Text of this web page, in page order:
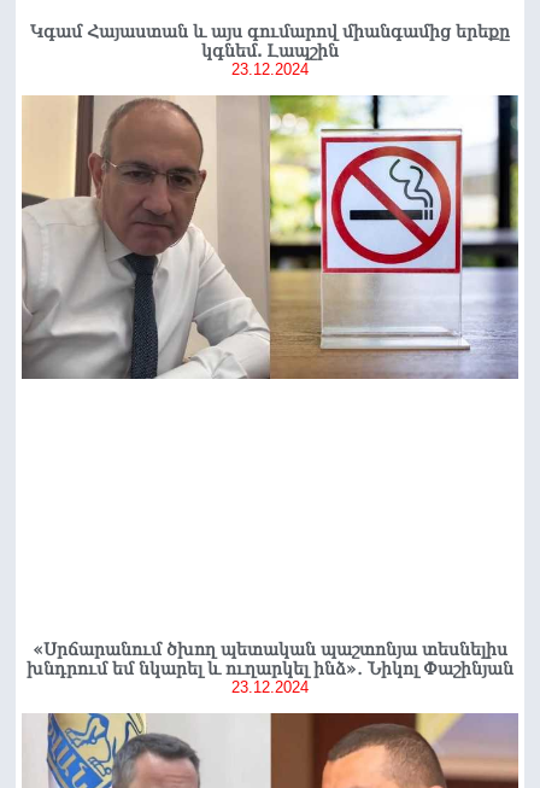
Կգամ Հայաստան և այս գումարով միանգամից երեքը
կգնեմ. Լապշին
23.12.2024
«Սրճարանում ծխող պետական պաշտոնյա տեսնելիս
խնդրում եմ նկարել և ուղարկել ինձ»․ Նիկոլ Փաշինյան
23.12.2024